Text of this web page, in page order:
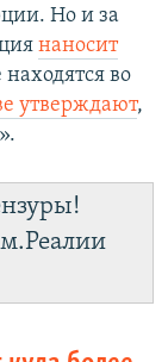
Но и за
наносит
во
утверждают,